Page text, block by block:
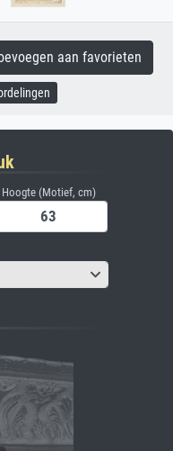
aan favorieten
Hoogte (Motief, cm)